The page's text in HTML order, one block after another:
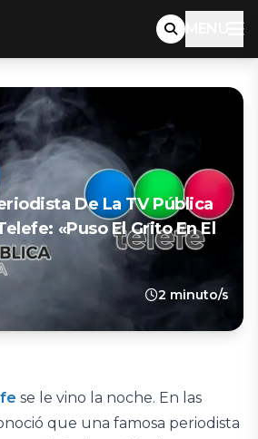
MENU
De La TV Pública
«Puso El Grito En El
2 minuto/s
se le vino la noche. En las
que una famosa periodista